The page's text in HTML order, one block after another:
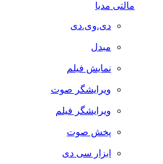
مالتی مدیا
دی.وی.دی
مبدل
نمایش فیلم
ویرایشگر صوت
ویرایشگر فیلم
پخش صوت
ابزار سی دی